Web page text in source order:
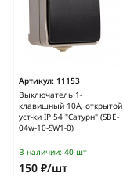
Артикул: 11153
Выключатель 1-
клавишный 10А, открытой
уст-ки IP 54 "Сатурн" (SBE-
04w-10-SW1-0)
В наличии: 40 шт
150 ₽/шт